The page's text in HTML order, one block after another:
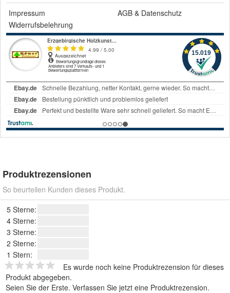
Impressum
AGB & Datenschutz
Widerrufsbelehrung
Produktrezensionen
So beurteilen Kunden dieses Produkt.
5 Sterne:
4 Sterne:
3 Sterne:
2 Sterne:
1 Stern:
Es wurde noch keine Produktrezension für dieses
Produkt abgegeben.
Seien Sie der Erste. Verfassen Sie jetzt eine Produktrezension.